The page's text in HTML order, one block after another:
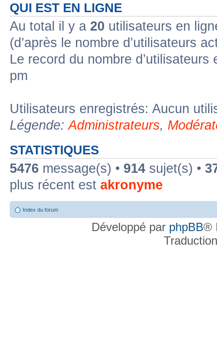
QUI EST EN LIGNE
Au total il y a 20 utilisateurs en
(d’après le nombre d’utilisateurs
Le record du nombre
pm
Utilisateurs enregistrés: Aucun
Légende:Administrateurs,
STATISTIQUES
5476 message(s) • 914 sujet(s) •
plus récent est akronyme
Index du forum
Développé par phpBB®